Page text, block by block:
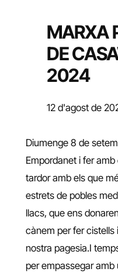
MARXA
DE
2024
12 d'agost de
Diumenge 8 de
Empordanet i fer
tardor amb els que
estrets de pobles
llacs, que ens
cànem per fer cistells
nostra pagesia.I
per empassegar